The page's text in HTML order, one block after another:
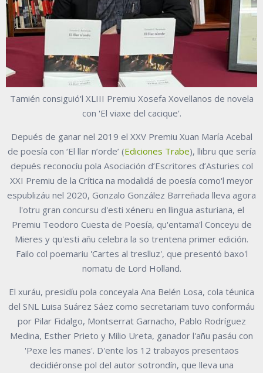
Tamién consiguió'l XLIII Premiu Xosefa Xovellanos de novela
con 'El viaxe del cacique'.
Depués de ganar nel 2019 el XXV Premiu Xuan María Acebal
de poesía con ‘El llar n’orde’ (Ediciones Trabe), llibru que sería
depués reconocíu pola Asociación d’Escritores d’Asturies col
XXI Premiu de la Crítica na modalidá de poesía como'l meyor
espublizáu nel 2020, Gonzalo González Barreñada lleva agora
l'otru gran concursu d'esti xéneru en llingua asturiana, el
Premiu Teodoro Cuesta de Poesía, qu'entama'l Conceyu de
Mieres y qu'esti añu celebra la so trentena primer edición.
Failo col poemariu 'Cartes al treslluz', que presentó baxo'l
nomatu de Lord Holland.
El xuráu, presidíu pola conceyala Ana Belén Losa, cola téunica
del SNL Luisa Suárez Sáez como secretariam tuvo conformáu
por Pilar Fidalgo, Montserrat Garnacho, Pablo Rodríguez
Medina, Esther Prieto y Milio Ureta, ganador l'añu pasáu con
'Pexe les manes'. D'ente los 12 trabayos presentaos
decidiéronse pol del autor sotrondín, que lleva una